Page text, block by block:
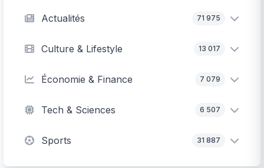
Actualités 71 975
Culture & Lifestyle 13 017
Économie & Finance 7 079
Tech & Sciences 6 507
Sports 31 887